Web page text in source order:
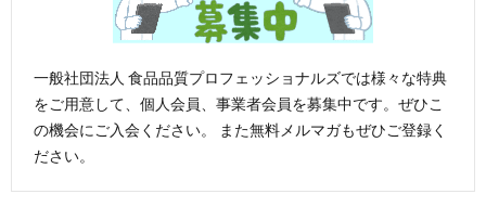
一般社団法人 食品品質プロフェッショナルズでは様々な特典
をご用意して、個人会員、事業者会員を募集中です。ぜひこ
の機会にご入会ください。 また無料メルマガもぜひご登録く
ださい。